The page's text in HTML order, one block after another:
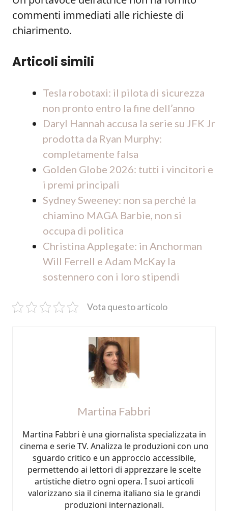
commenti immediati alle richieste di
chiarimento.
Articoli simili
Tesla robotaxi: il pilota di sicurezza
non pronto entro la fine dell’anno
Daryl Hannah accusa la serie su JFK Jr
prodotta da Ryan Murphy:
completamente falsa
Golden Globe 2026: tutti i vincitori e
i premi principali
Sydney Sweeney: non sa perché la
chiamino MAGA Barbie, non si
occupa di politica
Christina Applegate: in Anchorman
Will Ferrell e Adam McKay la
sostennero con i loro stipendi
Vota questo articolo
Martina Fabbri
Martina Fabbri è una giornalista specializzata in
cinema e serie TV. Analizza le produzioni con uno
sguardo critico e un approccio accessibile,
permettendo ai lettori di apprezzare le scelte
artistiche dietro ogni opera. I suoi articoli
valorizzano sia il cinema italiano sia le grandi
produzioni internazionali.